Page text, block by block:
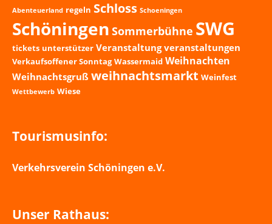
Abenteuerland regeln Schloss Schoeningen
Schöningen Sommerbühne SWG
tickets unterstützer Veranstaltung veranstaltungen
Verkaufsoffener Sonntag Wassermaid Weihnachten
Weihnachtsgruß weihnachtsmarkt Weinfest
Wettbewerb Wiese
Tourismusinfo:
Verkehrsverein Schöningen e.V.
Unser Rathaus: